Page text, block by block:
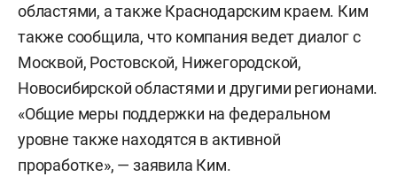
областями, а также Краснодарским краем. Ким
также сообщила, что компания ведет диалог с
Москвой, Ростовской, Нижегородской,
Новосибирской областями и другими регионами.
«Общие меры поддержки на федеральном
уровне также находятся в активной
проработке», — заявила Ким.